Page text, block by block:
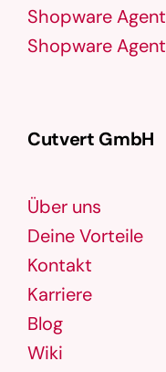
Shopware
Shopware
Cutvert GmbH
Über uns
Deine Vorteile
Kontakt
Karriere
Blog
Wiki